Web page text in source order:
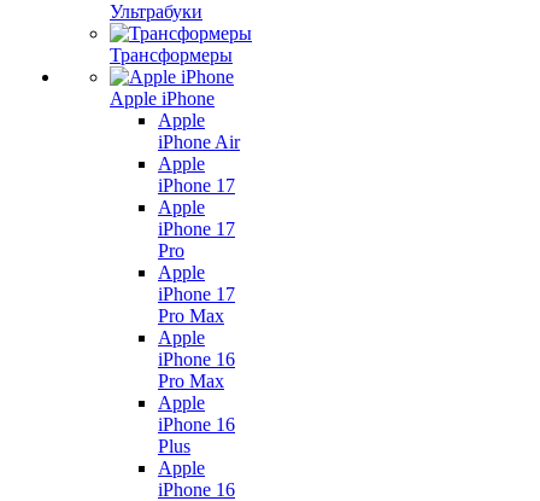
Ультрабуки
Трансформеры
Apple iPhone
Apple
iPhone Air
Apple
iPhone 17
Apple
iPhone 17
Pro
Apple
iPhone 17
Pro Max
Apple
iPhone 16
Pro Max
Apple
iPhone 16
Plus
Apple
iPhone 16